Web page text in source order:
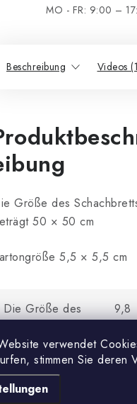
verwendet
stimmen Sie deren
MO - FR: 9:00 –
Beschreibung Videos
Größe des
50 × 50 cm
5,5 × 5,5 cm
Die Größe des
9,8
Größe einer
Dame
7,5